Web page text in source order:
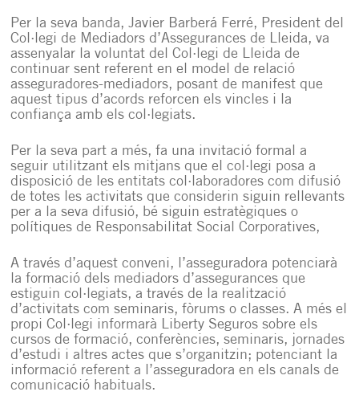
Per la seva banda, Javier Barberá Ferré, President del
Col·legi de Mediadors d’Assegurances de Lleida, va
assenyalar la voluntat del Col·legi de Lleida de
continuar sent referent en el model de relació
asseguradores-mediadors, posant de manifest que
aquest tipus d’acords reforcen els vincles i la
confiança amb els col·legiats.
Per la seva part a més, fa una invitació formal a
seguir utilitzant els mitjans que el col·legi posa a
disposició de les entitats col·laboradores com difusió
de totes les activitats que considerin siguin rellevants
per a la seva difusió, bé siguin estratègiques o
polítiques de Responsabilitat Social Corporatives,
A través d’aquest conveni, l’asseguradora potenciarà
la formació dels mediadors d’assegurances que
estiguin col·legiats, a través de la realització
d’activitats com seminaris, fòrums o classes. A més el
propi Col·legi informarà Liberty Seguros sobre els
cursos de formació, conferències, seminaris, jornades
d’estudi i altres actes que s’organitzin; potenciant la
informació referent a l’asseguradora en els canals de
comunicació habituals.